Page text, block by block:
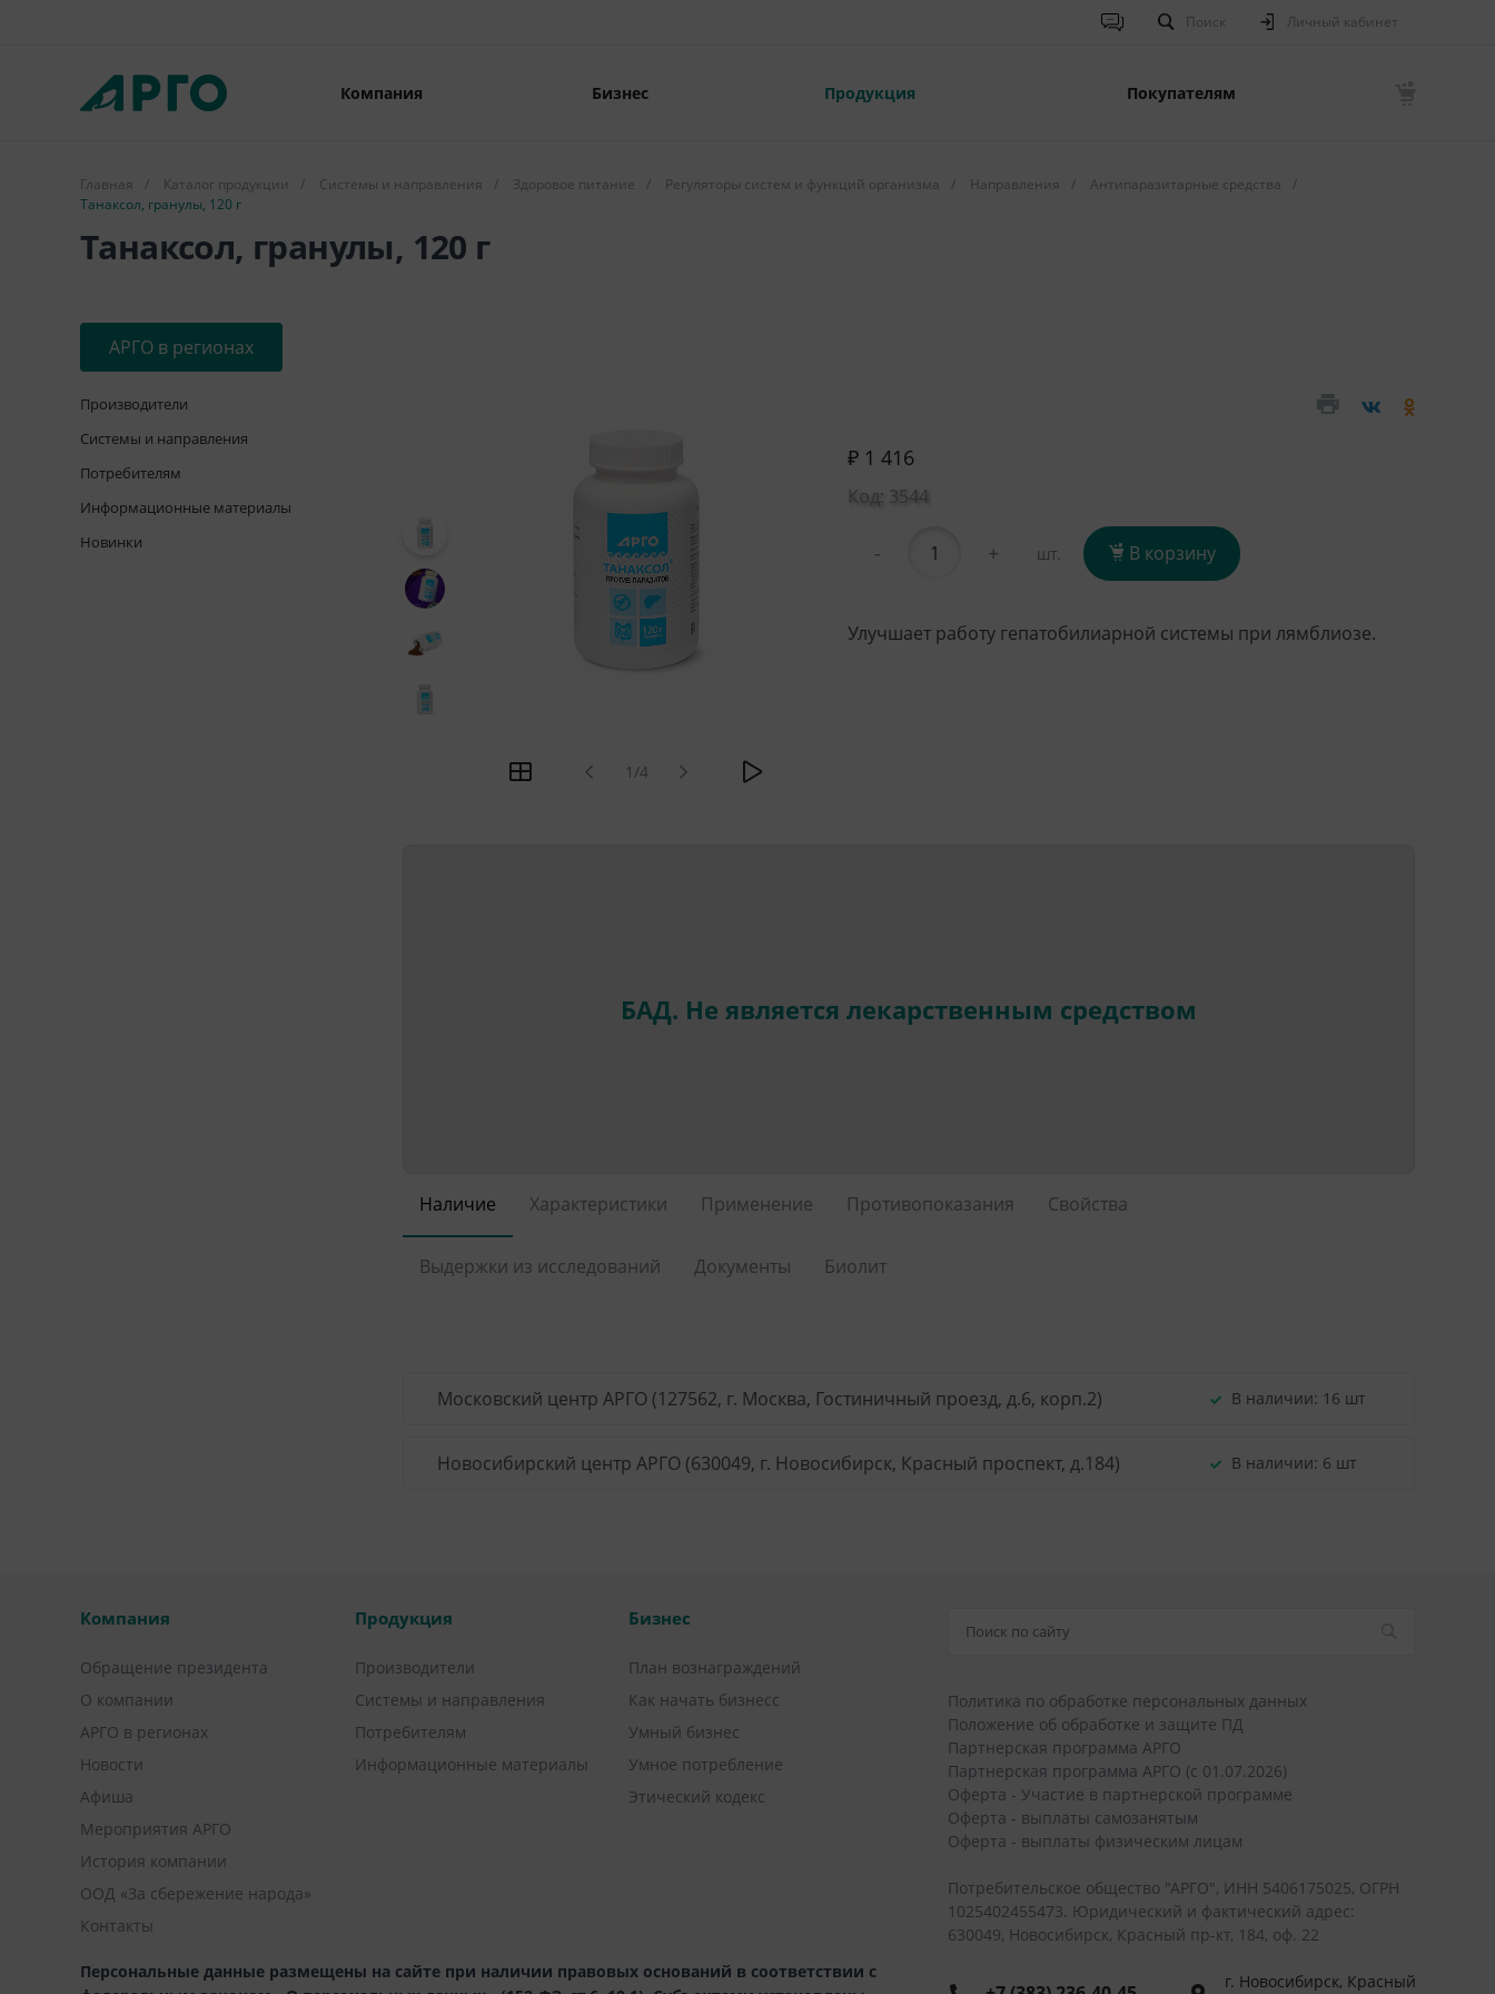
Поиск Личный кабинет
Компания Бизнес Продукция Покупателям
Главная / Каталог продукции / Системы и направления / Здоровое питание / Регуляторы систем и функций организма / Направления / Антипаразитарные средства
/
Танаксол, гранулы, 120 г
Танаксол, гранулы, 120 г
АРГО в регионах
Производители
Системы и направления
Потребителям
Информационные материалы
Новинки
1/4
₽ 1 416
Код: 3544
- + шт. В корзину
Улучшает работу гепатобилиарной системы при лямблиозе.
БАД. Не является лекарственным средством
Наличие Характеристики Применение Противопоказания Свойства
Выдержки из исследований Документы Биолит
Московский центр АРГО (127562, г. Москва, Гостиничный проезд, д.6, корп.2) В наличии: 16 шт
Новосибирский центр АРГО (630049, г. Новосибирск, Красный проспект, д.184) В наличии: 6 шт
Компания
Обращение президента
О компании
АРГО в регионах
Новости
Афиша
Мероприятия АРГО
История компании
ООД «За сбережение народа»
Контакты
Продукция
Производители
Системы и направления
Потребителям
Информационные материалы
Бизнес
План вознаграждений
Как начать бизнесс
Умный бизнес
Умное потребление
Этический кодекс
Персональные данные размещены на сайте при наличии правовых оснований в соответствии с
Политика по обработке персональных данных
Положение об обработке и защите ПД
Партнерская программа АРГО
Партнерская программа АРГО (с 01.07.2026)
Оферта - Участие в партнерской программе
Оферта - выплаты самозанятым
Оферта - выплаты физическим лицам
Потребительское общество "АРГО", ИНН 5406175025, ОГРН
1025402455473. Юридический и фактический адрес:
630049, Новосибирск, Красный пр-кт, 184, оф. 22
г. Новосибирск, Красный